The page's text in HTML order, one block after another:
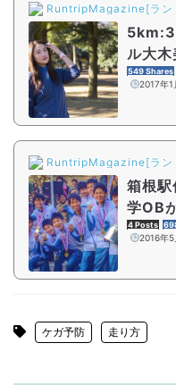
RuntripMagazine[ラン
ル大
ンを完
549 Shares
2017年1
RuntripMagazine[ラン
箱根
学OB
へイ
4 Posts
2016年5
ケガ予防 走り方